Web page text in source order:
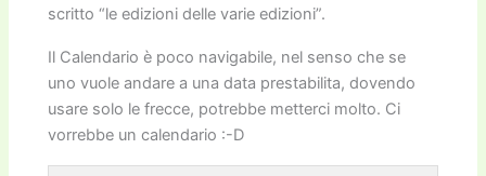
scritto “le edizioni delle varie edizioni”.
Il Calendario è poco navigabile, nel senso che se
uno vuole andare a una data prestabilita, dovendo
usare solo le frecce, potrebbe metterci molto. Ci
vorrebbe un calendario :-D